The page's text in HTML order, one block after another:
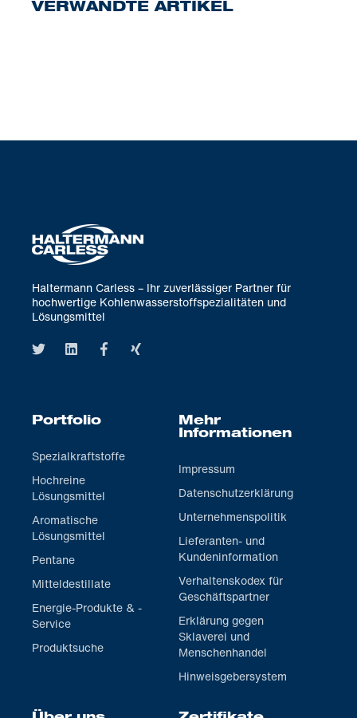
VERWANDTE ARTIKEL
Haltermann Carless – Ihr zuverlässiger Partner für
hochwertige Kohlenwasserstoffspezialitäten und
Lösungsmittel
Portfolio
Spezialkraftstoffe
Hochreine
Lösungsmittel
Aromatische
Lösungsmittel
Pentane
Mitteldestillate
Energie-Produkte & -
Service
Produktsuche
Mehr
Informationen
Impressum
Datenschutzerklärung
Unternehmenspolitik
Lieferanten- und
Kundeninformation
Verhaltenskodex für
Geschäftspartner
Erklärung gegen
Sklaverei und
Menschenhandel
Hinweisgebersystem